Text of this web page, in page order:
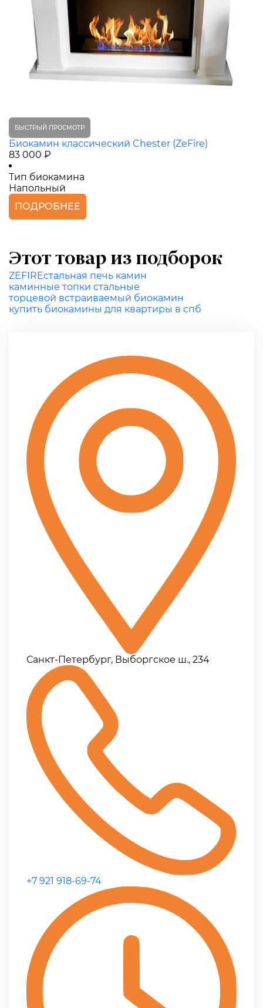
БЫСТРЫЙ ПРОСМОТР
Биокамин классический Chester (ZeFire)
83 000 ₽
Тип биокамина
Напольный
ПОДРОБНЕЕ
Этот товар из подборок
ZEFIREстальная печь камин
каминные топки стальные
торцевой встраиваемый биокамин
купить биокамины для квартиры в спб
Санкт-Петербург, Выборгское ш., 234
+7 921 918-69-74